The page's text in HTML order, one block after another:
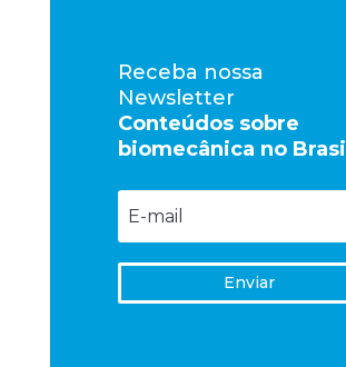
Receba nossa
Newsletter
Conteúdos sobre
biomecânica no Brasil
Enviar